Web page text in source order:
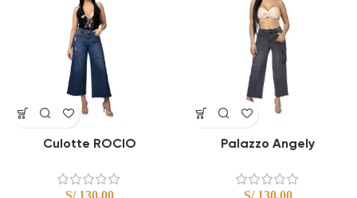
Culotte ROCIO
S/130.00
Palazzo Angely
S/130.00